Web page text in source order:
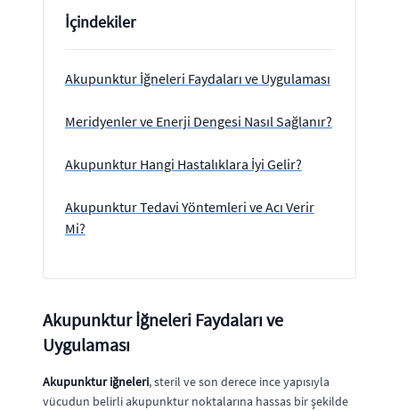
İçindekiler
Akupunktur İğneleri Faydaları ve Uygulaması
Meridyenler ve Enerji Dengesi Nasıl Sağlanır?
Akupunktur Hangi Hastalıklara İyi Gelir?
Akupunktur Tedavi Yöntemleri ve Acı Verir
Mi?
Akupunktur İğneleri Faydaları ve
Uygulaması
Akupunktur iğneleri, steril ve son derece ince yapısıyla
vücudun belirli akupunktur noktalarına hassas bir şekilde